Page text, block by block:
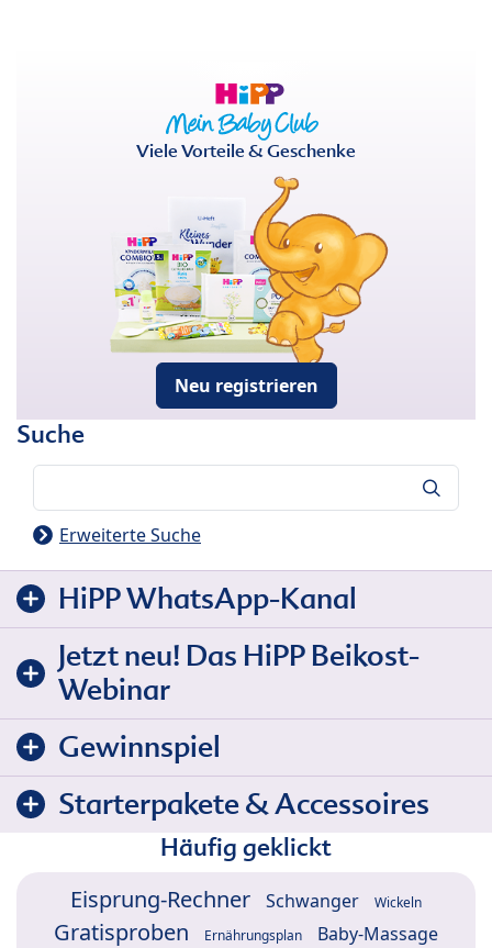
Viele Vorteile & Geschenke
Neu registrieren
Suche
Erweiterte Suche
HiPP WhatsApp-Kanal
Jetzt neu! Das HiPP Beikost-
Webinar
Gewinnspiel
Starterpakete & Accessoires
Häufig geklickt
Eisprung-Rechner Schwanger Wickeln
Gratisproben Ernährungsplan Baby-Massage